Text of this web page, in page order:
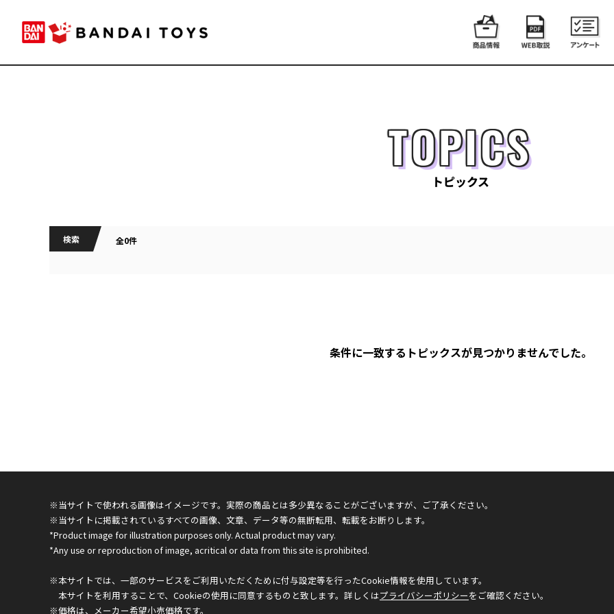
TOPICS
トピックス
検索 全0件
条件に一致するトピックスが見つかりませんでした。
※当サイトで使われる画像はイメージです。実際の商品とは多少異なることがございますが、ご了承ください。
※当サイトに掲載されているすべての画像、文章、データ等の無断転用、転載をお断りします。
*Product image for illustration purposes only. Actual product may vary.
*Any use or reproduction of image, acritical or data from this site is prohibited.
※本サイトでは、一部のサービスをご利用いただくために付与設定等を行ったCookie情報を使用しています。
本サイトを利用することで、Cookieの使用に同意するものと致します。詳しくはプライバシーポリシーをご確認ください。
※価格は、メーカー希望小売価格です。